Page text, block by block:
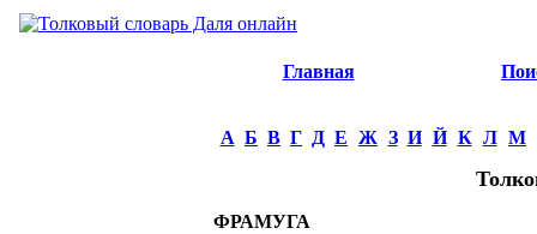
Главная
А Б В Г Д Е Ж З И Й К Л М
ФРАМУГА